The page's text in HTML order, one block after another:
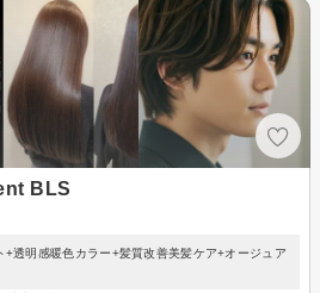
BLS
+透明感暖色カラー+髪質改善美髪ケア+オージュア